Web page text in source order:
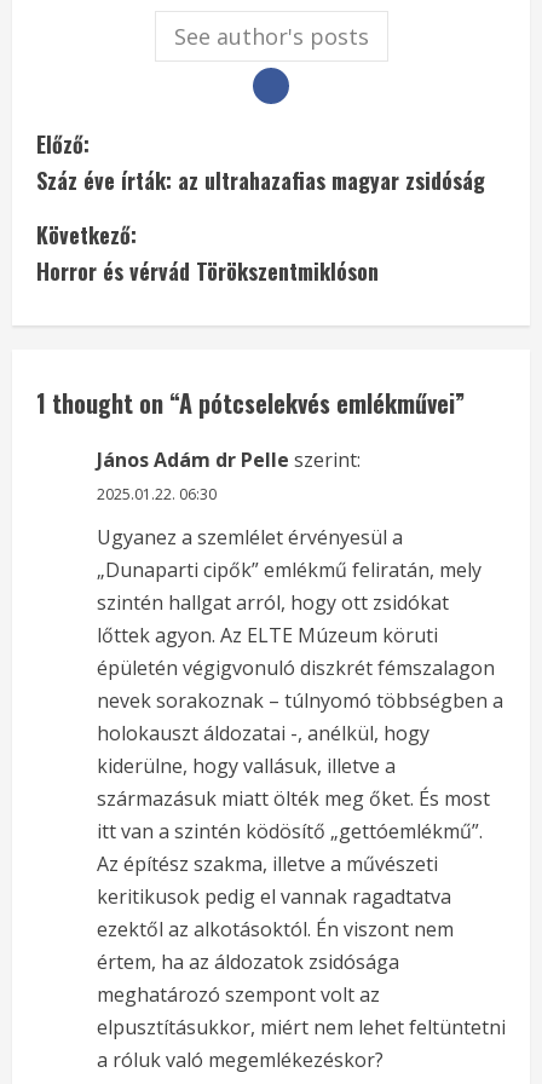
See author's posts
C
o
n
n
Előző:
Száz éve írták: az ultrahazafias magyar zsidóság
Következő:
Horror és vérvád Törökszentmiklóson
1 thought on “A pótcselekvés emlékművei”
János Adám dr Pelle szerint:
2025.01.22. 06:30
Ugyanez a szemlélet érvényesül a
„Dunaparti cipők” emlékmű feliratán, mely
szintén hallgat arról, hogy ott zsidókat
lőttek agyon. Az ELTE Múzeum köruti
épületén végigvonuló diszkrét fémszalagon
nevek sorakoznak – túlnyomó többségben a
holokauszt áldozatai -, anélkül, hogy
kiderülne, hogy vallásuk, illetve a
származásuk miatt ölték meg őket. És most
itt van a szintén ködösítő „gettóemlékmű”.
Az építész szakma, illetve a művészeti
keritikusok pedig el vannak ragadtatva
ezektől az alkotásoktól. Én viszont nem
értem, ha az áldozatok zsidósága
meghatározó szempont volt az
elpusztításukkor, miért nem lehet feltüntetni
a róluk való megemlékezéskor?